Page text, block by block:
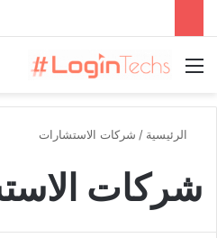
القائمة
الرئيسية / شركات الاستشارات
شركات